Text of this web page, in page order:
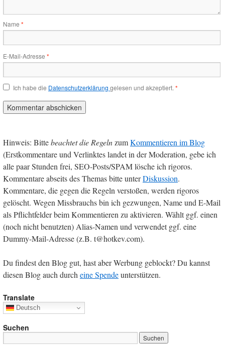
Name *
E-Mail-Adresse *
Ich habe die Datenschutzerklärung gelesen und akzeptiert. *
Hinweis: Bittebeachtet die RegelnzumKommentieren im Blog
(Erstkommentare und Verlinktes landet in der Moderation, gebe ich
alle paar Stunden frei, SEO-Posts/SPAM lösche ich rigoros.
Kommentare abseits des Themas bitte unterDiskussion.
Kommentare, die gegen die Regeln verstoßen, werden rigoros
gelöscht. Wegen Missbrauchs bin ich gezwungen, Name und E-Mail
als Pflichtfelder beim Kommentieren zu aktivieren. Wählt ggf. einen
(noch nicht benutzten) Alias-Namen und verwendet ggf. eine
Dummy-Mail-Adresse (z.B. t@hotkev.com).
Du findest den Blog gut, hast aber Werbung geblockt? Du kannst
diesen Blog auch durch eine Spendeunterstützen.
Translate
Deutsch
Suchen